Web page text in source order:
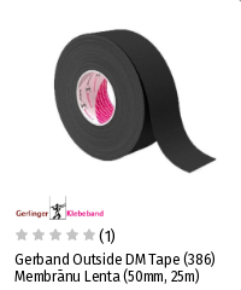
(1)
Gerband Outside DM Tape (386)
Membrānu Lenta (50mm, 25m)